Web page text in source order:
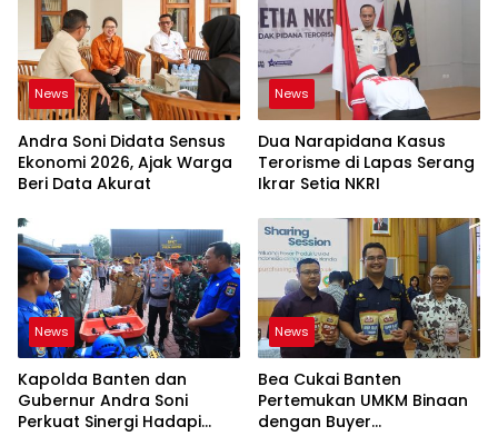
News
Andra Soni Didata Sensus
Ekonomi 2026, Ajak Warga
Beri Data Akurat
News
Dua Narapidana Kasus
Terorisme di Lapas Serang
Ikrar Setia NKRI
News
Kapolda Banten dan
Gubernur Andra Soni
Perkuat Sinergi Hadapi
News
Bea Cukai Banten
Pertemukan UMKM Binaan
dengan Buyer